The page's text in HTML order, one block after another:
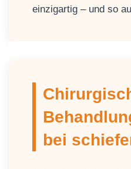
einzigartig – und so
bei